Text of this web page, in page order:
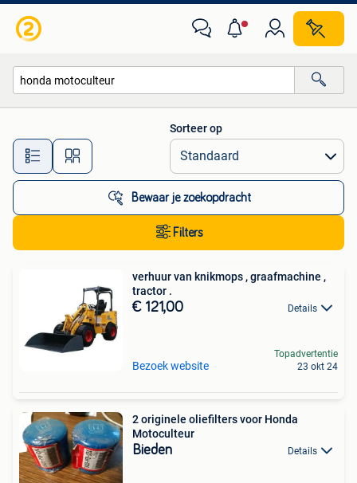
Alle afstanden…
Sorteer op
Bewaar je zoekopdracht
Filters
verhuur van knikmops , graafmachine ,
tractor .
€ 121,00 Details
Bezoek website
Topadvertentie
23 okt 24
2 originele oliefilters voor Honda
Motoculteur
Bieden Details